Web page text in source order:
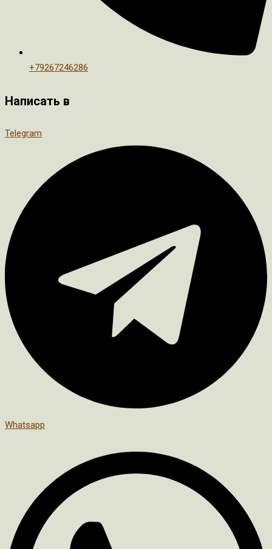
+79267246286
Написать в
Telegram
Whatsapp